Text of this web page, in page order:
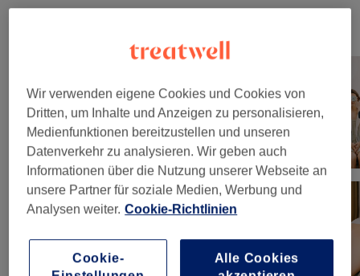
Bild anklicken für weitere Details
Wir verwenden eigene Cookies und Cookies von
Dritten, um Inhalte und Anzeigen zu personalisieren,
Medienfunktionen bereitzustellen und unseren
Datenverkehr zu analysieren. Wir geben auch
Informationen über die Nutzung unserer Webseite an
unsere Partner für soziale Medien, Werbung und
Analysen weiter. Cookie-Richtlinien
Cookie-
Alle Cookies